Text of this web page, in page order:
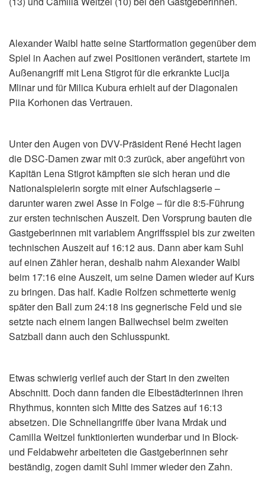
Alexander Waibl hatte seine Startformation gegenüber dem
Spiel in Aachen auf zwei Positionen verändert, startete im
Außenangriff mit Lena Stigrot für die erkrankte Lucija
Mlinar und für Milica Kubura erhielt auf der Diagonalen
Piia Korhonen das Vertrauen.
Unter den Augen von DVV-Präsident René Hecht lagen
die DSC-Damen zwar mit 0:3 zurück, aber angeführt von
Kapitän Lena Stigrot kämpften sie sich heran und die
Nationalspielerin sorgte mit einer Aufschlagserie –
darunter waren zwei Asse in Folge – für die 8:5-Führung
zur ersten technischen Auszeit. Den Vorsprung bauten die
Gastgeberinnen mit variablem Angriffsspiel bis zur zweiten
technischen Auszeit auf 16:12 aus. Dann aber kam Suhl
auf einen Zähler heran, deshalb nahm Alexander Waibl
beim 17:16 eine Auszeit, um seine Damen wieder auf Kurs
zu bringen. Das half. Kadie Rolfzen schmetterte wenig
später den Ball zum 24:18 ins gegnerische Feld und sie
setzte nach einem langen Ballwechsel beim zweiten
Satzball dann auch den Schlusspunkt.
Etwas schwierig verlief auch der Start in den zweiten
Abschnitt. Doch dann fanden die Elbestädterinnen ihren
Rhythmus, konnten sich Mitte des Satzes auf 16:13
absetzen. Die Schnellangriffe über Ivana Mrdak und
Camilla Weitzel funktionierten wunderbar und in Block-
und Feldabwehr arbeiteten die Gastgeberinnen sehr
beständig, zogen damit Suhl immer wieder den Zahn.